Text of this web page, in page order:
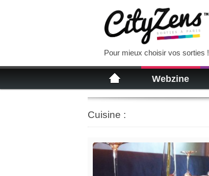
Pour mieux choisir vos sorties !
Webzine
Cuisine :